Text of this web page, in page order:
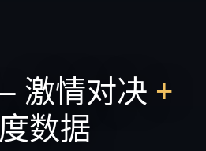
激情对决 +
数据